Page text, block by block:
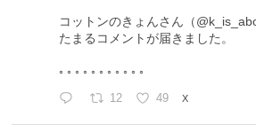
コットンのきょんさん（
たまるコメントが届きました。
◦ ◦ ◦ ◦ ◦ ◦ ◦ ◦ ◦ ◦ ◦
12 49 X